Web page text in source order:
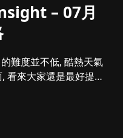
– 07月
難度並不低, 酷熱天氣
看來大家還是最好提早